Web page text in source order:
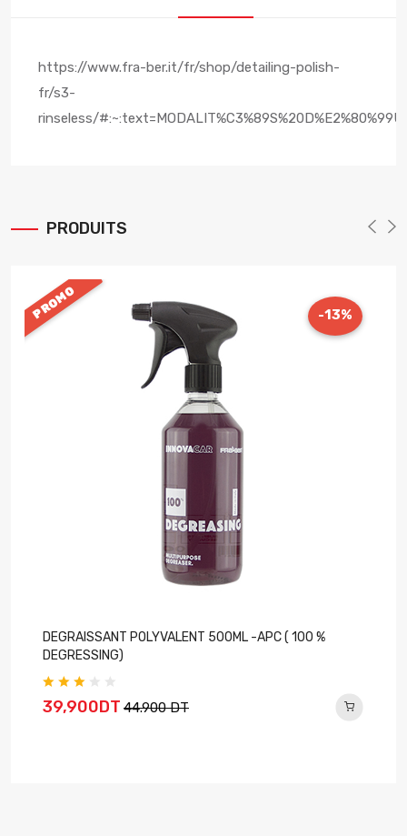
https://www.fra-ber.it/fr/shop/detailing-polish-
fr/s3-
rinseless/
PRODUITS
PROMO -13%
DEGRAISSANT POLYVALENT 500ML -APC ( 100 %
DEGRESSING)
39,900DT 44.900 DT